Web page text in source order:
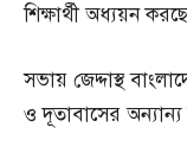
শিক্ষার্থী অধ্যয়ন
সভায় জেদ্দাস্থ
ও দূতাবাসের অন্যান্য